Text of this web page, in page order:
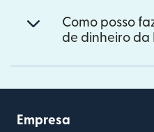
Como posso
de dinheiro da
Empresa